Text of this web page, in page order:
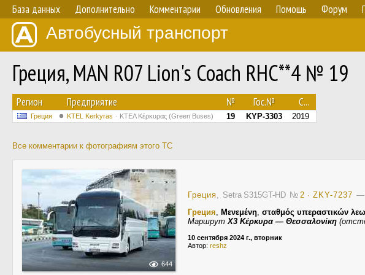
База данных Дополнительно Комментарии Обновления Помощь Форум
Автобусный транспорт
Греция, MAN R07 Lion's Coach RHC**4 № 19
Регион Предприятие № Гос.№ С...
Греция KTEL Kerkyras ΚΤΕΛ Κέρκυρας (Green Buses) 19 KYP-3303 2019
Все комментарии к фотографиям этого ТС
644
Греция, Setra S315GT-HD № 2 · ZKY-7237 —
Греция, Μενεμένη, σταθμός υπεραστικών
МаршрутΧ3 Κέρκυρα — Θεσσαλονίκη
10 сентября 2024 г., вторник
Автор: reshz